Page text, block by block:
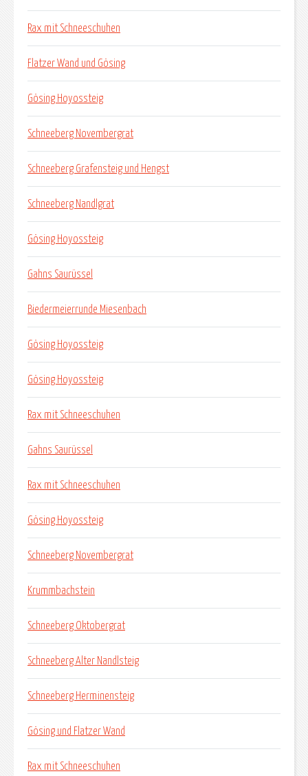
Rax mit Schneeschuhen
Flatzer Wand und Gösing
Gösing Hoyossteig
Schneeberg Novembergrat
Schneeberg Grafensteig und Hengst
Schneeberg Nandlgrat
Gösing Hoyossteig
Gahns Saurüssel
Biedermeierrunde Miesenbach
Gösing Hoyossteig
Gösing Hoyossteig
Rax mit Schneeschuhen
Gahns Saurüssel
Rax mit Schneeschuhen
Gösing Hoyossteig
Schneeberg Novembergrat
Krummbachstein
Schneeberg Oktobergrat
Schneeberg Alter Nandlsteig
Schneeberg Herminensteig
Gösing und Flatzer Wand
Rax mit Schneeschuhen